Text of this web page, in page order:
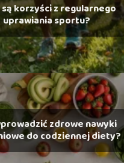
korzyści z regularnego
uprawiania sportu?
zdrowe nawyki
do codziennej diety?